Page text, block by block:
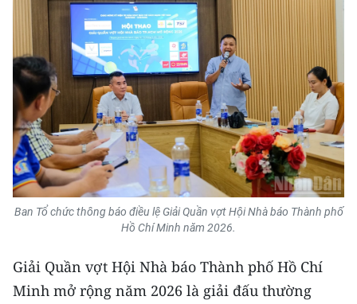
Media Khoa học - Công nghệ
Media Môi trường
Ảnh
Infographic
TIN MỚI
TIN ĐỊA PHƯƠNG
Đồng bằng sông Hồng
Ban Tổ chức thông báo điều lệ Giải Quần vợt Hội Nhà báo Thành phố
Hồ Chí Minh năm 2026.
Giải Quần vợt Hội Nhà báo Thành phố Hồ Chí
Minh mở rộng năm 2026 là giải đấu thường